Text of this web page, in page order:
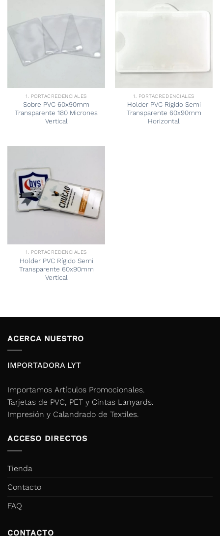
1. PORTACREDENCIALES
Sobre PVC 60x90mm
Transparente 180 Micrones
Vertical
1. PORTACREDENCIALES
Holder PVC Rígido Semi
Transparente 60x90mm
Horizontal
1. PORTACREDENCIALES
Holder PVC Rígido Semi
Transparente 60x90mm
Vertical
ACERCA NUESTRO
IMPORTADORA LYT
Importamos Artículos Promocionales.
Tarjetas de PVC, PET y Cintas Lanyards.
Impresión y Calandrado de Textiles.
ACCESO DIRECTOS
Tienda
Contacto
FAQ
CONTACTO